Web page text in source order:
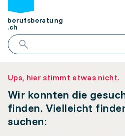
berufsberatung
.ch
Ups, hier stimmt etwas nicht.
Wir konnten die
finden. Vielleicht
suchen: